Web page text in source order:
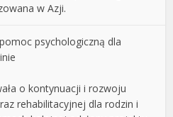
w Azji.
psychologiczną dla
o kontynuacji i rozwoju
rehabilitacyjnej dla rodzin i